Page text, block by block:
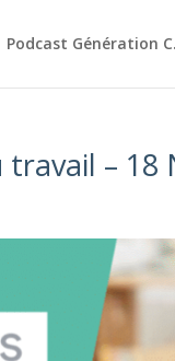
Podcast Génération
– 18